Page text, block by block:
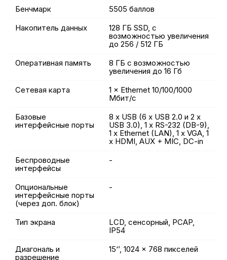
Бенчмарк
5505 баллов
Накопитель данных
128 ГБ SSD, с
возможностью увеличения
до 256 / 512 ГБ
Оперативная память
8 ГБ с возможностью
увеличения до 16 Гб
Сетевая карта
1 × Ethernet 10/100/1000
Мбит/с
Базовые
интерфейсные порты
8 x USB (6 х USB 2.0 и 2 х
USB 3.0), 1 x RS-232 (DB-9),
1 x Ethernet (LAN), 1 x VGA, 1
x HDMI, AUX + MIC, DC-in
Беспроводные
интерфейсы
-
Опциональные
интерфейсные порты
(через доп. блок)
-
Тип экрана
LCD, сенсорный, PCAP,
IP54
Диагональ и
разрешение
15‘’, 1024 x 768 пикселей